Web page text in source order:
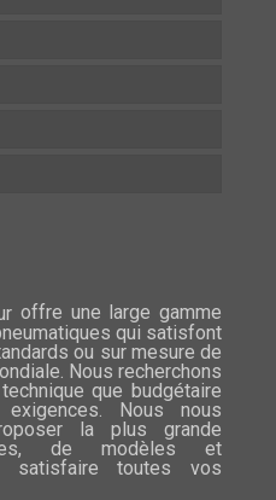
offre une large gamme
qui satisfont
ou sur mesure de
Nous recherchons
que budgétaire
Nous nous
la plus grande
de modèles et
satisfaire toutes vos